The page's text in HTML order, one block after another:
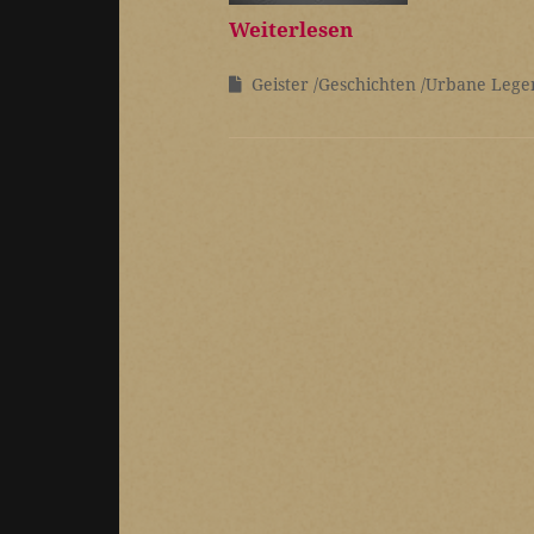
Weiterlesen
Geister Geschichten Urbane